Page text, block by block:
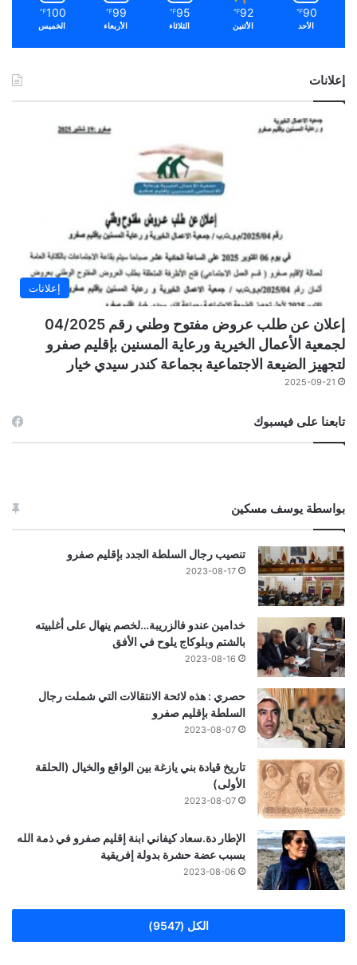
90
℉
الأحد
92
℉
الأثنين
95
℉
الثلاثاء
99
℉
الأربعاء
100
℉
الخميس
إعلانات
إعلانات
إعلان عن طلب عروض مفتوح وطني رقم 04/2025
لجمعية الأعمال الخيرية ورعاية المسنين بإقليم صفرو
لتجهيز الضيعة الاجتماعية بجماعة كندر سيدي خيار
2025-09-21
تابعنا على فيسبوك
بواسطة يوسف مسكين
تنصيب رجال السلطة الجدد بإقليم صفرو
2023-08-17
خدامين عندو فالزريبة…لخصم ينهال على أغلبيته
بالشتم وبلوكاج يلوح في الأفق
2023-08-16
حصري : هذه لائحة الانتقالات التي شملت رجال
السلطة بإقليم صفرو
2023-08-07
تاريخ قيادة بني يازغة بين الواقع والخيال (الحلقة
الأولى)
2023-08-07
الإطار دة.سعاد كيفاني ابنة إقليم صفرو في ذمة الله
بسبب عضة حشرة بدولة إفريقية
2023-08-06
الكل (9547)